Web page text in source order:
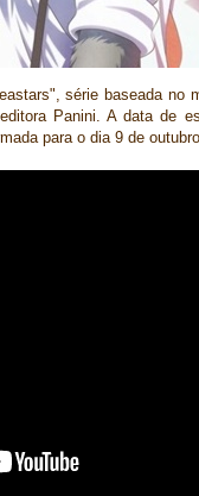
série baseada no
Panini. A data de
para o dia 9 de outubro.